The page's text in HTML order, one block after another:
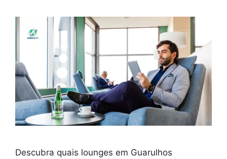
Descubra quais lounges em Guarulhos